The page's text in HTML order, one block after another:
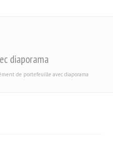
diaporama
de portefeuille avec diaporama